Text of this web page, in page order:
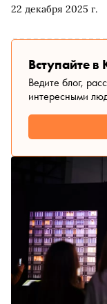
22 декабря 2025 г.
главным
значительная
регионах, а не
выбрал пять
года
Вступайте
Ведите блог,
интересными